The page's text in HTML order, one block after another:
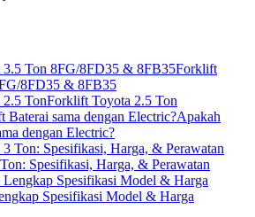
Forklift
8FD35 & 8FB35
Forklift Toyota 2.5 Ton
Apakah
dengan Electric?
Spesifikasi, Harga, & Perawatan
Spesifikasi Model & Harga